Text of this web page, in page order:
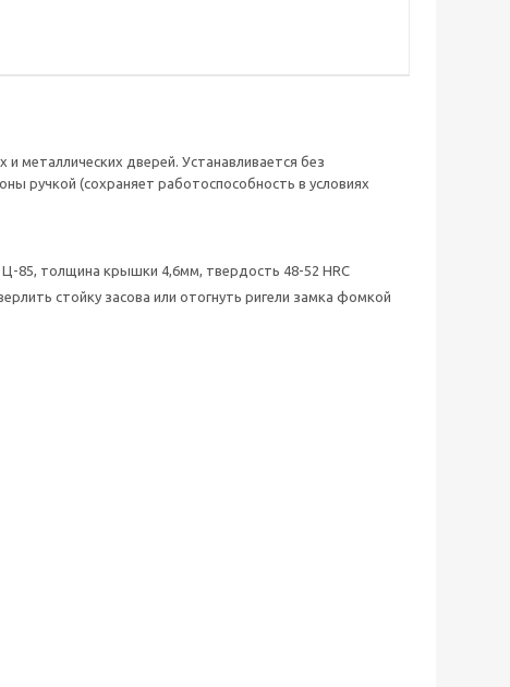
металлических дверей. Устанавливается без
ручкой (сохраняет работоспособность в условиях
85, толщина крышки 4,6мм, твердость 48-52 HRC
стойку засова или отогнуть ригели замка фомкой